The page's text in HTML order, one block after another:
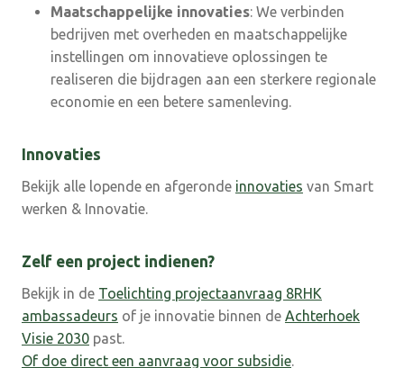
Maatschappelijke innovaties: We verbinden
bedrijven met overheden en maatschappelijke
instellingen om innovatieve oplossingen te
realiseren die bijdragen aan een sterkere regionale
economie en een betere samenleving.
Innovaties
Bekijk alle lopende en afgeronde innovaties van Smart
werken & Innovatie.
Zelf een project indienen?
Bekijk in de Toelichting projectaanvraag 8RHK
ambassadeurs of je innovatie binnen de Achterhoek
Visie 2030 past.
Of doe direct een aanvraag voor subsidie